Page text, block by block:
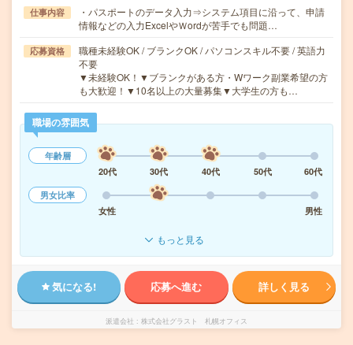
仕事内容
・パスポートのデータ入力⇒システム項目に沿って、申請
情報などの入力ExcelやＷordが苦手でも問題…
応募資格
職種未経験OK / ブランクOK / パソコンスキル不要 / 英語力
不要
▼未経験OK！▼ブランクがある方・Wワーク副業希望の方
も大歓迎！▼10名以上の大量募集▼大学生の方も…
職場の雰囲気
年齢層
20代
30代 40代 50代
60代
男女比率
女性
男性
もっと見る
気になる! 応募へ進む 詳しく見る
派遣会社 株式会社グラスト 札幌オフィス